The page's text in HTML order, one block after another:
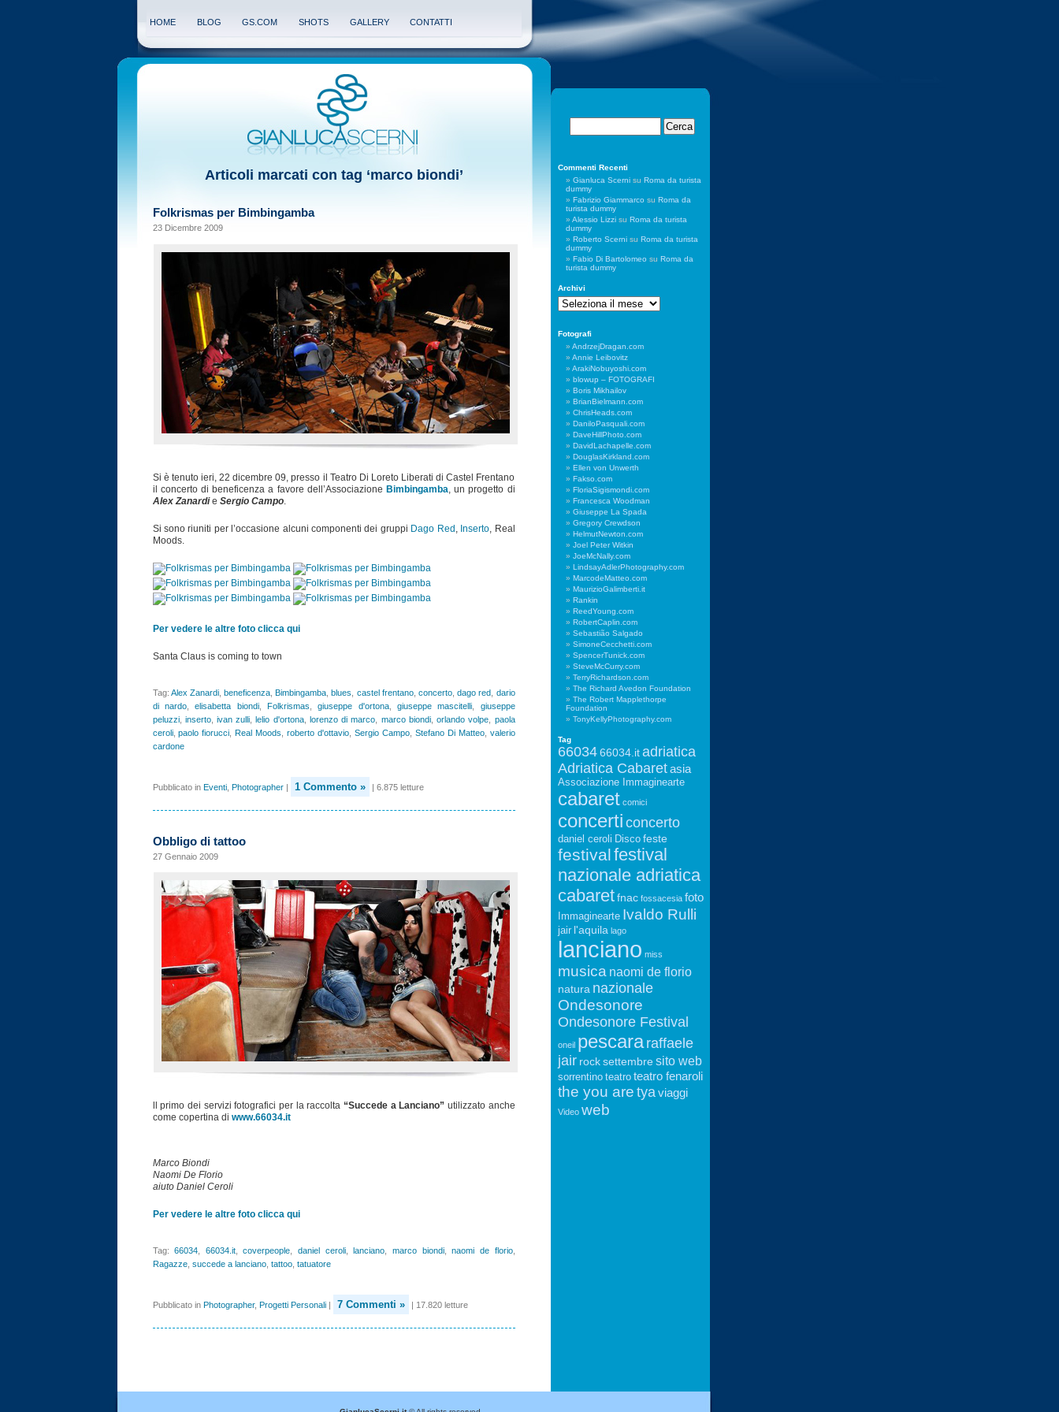
HOME BLOG GS.COM SHOTS GALLERY CONTATTI
Articoli marcati con tag ‘marco biondi’
Folkrismas per Bimbingamba
23 Dicembre 2009
Si è tenuto ieri, 22 dicembre 09, presso il Teatro Di Loreto Liberati di Castel Frentano
il concerto di beneficenza a favore dell’Associazione Bimbingamba , un progetto di
Alex Zanardie Sergio Campo.
Si sono riuniti per l’occasione alcuni componenti dei gruppi Dago Red Inserto , Real
Moods.
Per vedere le altre foto clicca qui
Santa Claus is coming to town
Tag: Alex Zanardi,beneficenza ,Bimbingamba ,blues castel frentano, concerto ,dago red dario
di nardo,elisabetta biondi, Folkrismas ,giuseppe d'ortona, giuseppe mascitelli
giuseppe
peluzzi, inserto, ivan zulli ,lelio d'ortona, lorenzo di marco marco biondi,orlando volpe
paola
ceroli,paolo fiorucci ,Real Moods ,roberto d'ottavio Sergio Campo, Stefano Di Matteo, valerio
cardone
Pubblicato in Eventi, Photographer| 1 Commento » | 6.875 letture
Obbligo di tattoo
27 Gennaio 2009
ll primo dei servizi fotografici per la raccolta “Succede a Lanciano” utilizzato anche
come copertina di www.66034.it
Marco Biondi
Naomi De Florio
aiuto Daniel Ceroli
Per vedere le altre foto clicca qui
Tag:66034 66034.it,coverpeople ,daniel ceroli,lanciano marco biondi,naomi de florio,
Ragazze, succede a lanciano, tattoo, tatuatore
Pubblicato in Photographer, Progetti Personali| 7 Commenti » | 17.820 letture
Commenti Recenti
Gianluca Scernisu Roma da turista
dummy
Fabrizio Giammarco su Roma da
turista dummy
Alessio Lizzisu Roma da turista
dummy
Roberto Scernisu Roma da turista
dummy
Fabio Di Bartolomeo su Roma da
turista dummy
Archivi
Archivi
Fotografi
AndrzejDragan.com
Annie Leibovitz
ArakiNobuyoshi.com
blowup – FOTOGRAFI
Boris Mikhailov
BrianBielmann.com
ChrisHeads.com
DaniloPasquali.com
DaveHillPhoto.com
DavidLachapelle.com
DouglasKirkland.com
Ellen von Unwerth
Fakso.com
FloriaSigismondi.com
Francesca Woodman
Giuseppe La Spada
Gregory Crewdson
HelmutNewton.com
Joel Peter Witkin
JoeMcNally.com
LindsayAdlerPhotography.com
MarcodeMatteo.com
MaurizioGalimberti.it
Rankin
ReedYoung.com
RobertCaplin.com
Sebastião Salgado
SimoneCecchetti.com
SpencerTunick.com
SteveMcCurry.com
TerryRichardson.com
The Richard Avedon Foundation
The Robert Mapplethorpe
Foundation
TonyKellyPhotography.com
Tag
66034 66034.it adriatica
Adriatica Cabaret asia
Associazione Immaginearte
cabaret comici
concerti concerto
daniel ceroli Disco feste
festivalfestival
nazionale adriatica
cabaret fnac fossacesia foto
Immaginearte Ivaldo Rulli
jair l'aquila lago
lanciano miss
musica naomi de florio
natura nazionale
Ondesonore
Ondesonore Festival
oneil pescara raffaele
jair rock settembre sito web
sorrentino teatro teatro fenaroli
the you are tya viaggi
Video web